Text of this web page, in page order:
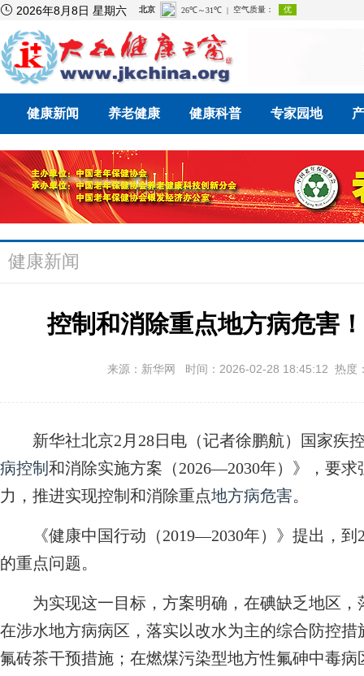
 2026年8月8日 星期六
健康新闻 养老健康 健康科普 专家园地
健康新闻
控制和消除重点地方病危害
来源：新华网 时间：2026-02-28 18:45:12 热度
新华社北京2月28日电（记者徐鹏航）国家疾
病控制 和消除实施方案（2026—2030年）》，要
力，推进实现控制和消除重点地方病危害。
《健康中国行动（2019—2030年）》提出，到
的重点问题。
为实现这一目标，方案明确，在碘缺乏地区，
在涉水地方病病区，落实以改水为主的综合防控
氟砖茶干预措施；在燃煤污染型地方性氟砷中毒